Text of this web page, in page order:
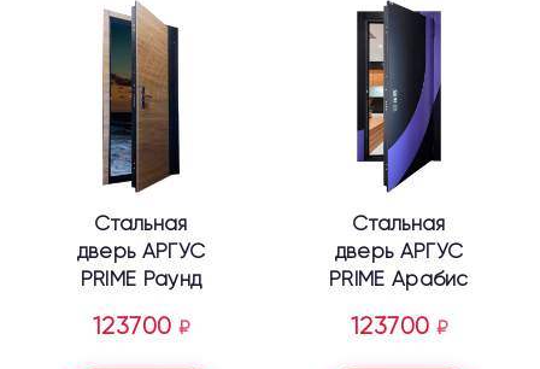
Стальная
дверь АРГУС
PRIME Раунд
123700 ₽
Стальная
дверь АРГУС
PRIME Арабис
123700 ₽